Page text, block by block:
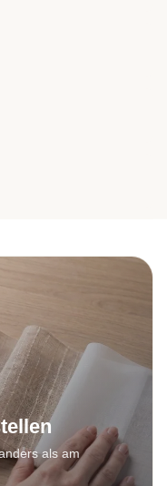
als am